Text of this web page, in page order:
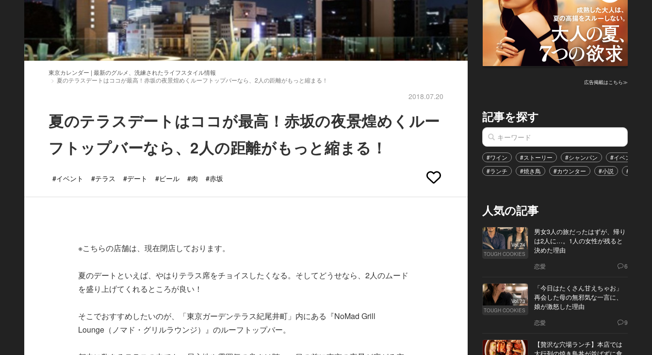
東京カレンダー | 最新のグルメ、洗練されたライフスタイル情報
夏のテラスデートはココが最高！赤坂の夜景煌めくルーフトップバーなら、2人の距離がもっと縮まる！
2018.07.20
夏のテラスデートはココが最高！赤坂の夜景煌めくルー
フトップバーなら、2人の距離がもっと縮まる！
#イベント #テラス #デート #ビール #肉 #赤坂
※こちらの店舗は、現在閉店しております。
夏のデートといえば、やはりテラス席をチョイスしたくなる。そしてどうせなら、2人のムード
を盛り上げてくれるところが良い！
そこでおすすめしたいのが、「東京ガーデンテラス紀尾井町」内にある『NoMad Grill
Lounge（ノマド・グリルラウンジ）』のルーフトップバー。
広告掲載はこちら≫
記事を探す
#ワイン #ストーリー #シャンパン #イベント
#ランチ
#焼き鳥 #カウンター #小説 #恋愛
人気の記事
Vol.74
TOUGH COOKIES
男女3人の旅だったはずが、帰り
は2人に…。1人の女性が残ると
決めた理由
恋愛 6
Vol.73
TOUGH COOKIES
「今日はたくさん甘えちゃお」
再会した母の無邪気な一言に、
娘が激怒した理由
恋愛 9
【贅沢な穴場ランチ】本店では